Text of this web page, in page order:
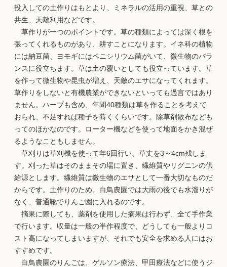
投入しての土作りはもとより、ミネラルの活用の重視、草との
共生、天敵利用などです。
草作りが一つのポイントです。草の種類によっては深く根を
張ってくれるものがあり、耕すことになります。イネ科の植物
には納豆菌、ヨモギにはペニシリウム菌がいて、微生物のバラ
ンスに役立ちます。草は土の覆いとしても役立っています。草
を作って微生物や昆虫が増え、天敵のエサになってくれます。
草作りをしないと有機農業ができないといっても過言ではあり
ません。ハーブも含め、年間40種類は草を作ることを考えて
おられ、不足すれば種子を蒔くくらいです。除草剤散布なども
ってのほかなのです。ローター機などを使って地面をかき混ぜ
るようなこともしません。
草刈りは草刈機を使って年6回行い、草丈を3～4cm残しま
す。刈った草はそのままその場に置き、繊維質やリグニンの供
給源とします。繊維質は微生物のエサとして一番大切なものだ
からです。土作りのため、白鳥農園では大雨の後でも水溜りが
なく、普通靴でりんご園に入れるのです。
摘果に際しても、薬剤を使用した摘果は行わず、全て手作業
で行います。収量は一般の半作程度で、どうしても一般よりコ
スト高になってしまいますが、それでも安全を求める人にはお
すすめです。
白鳥農園のりんごは、ゲルソン療法、甲田療法などに使うジ